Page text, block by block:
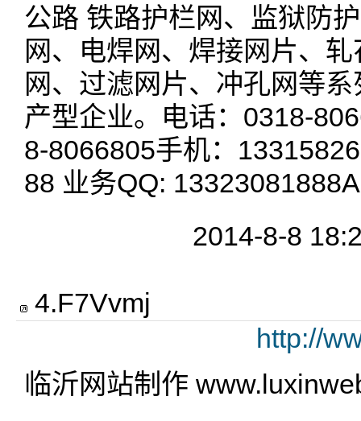
公路 铁路护栏网、监狱防
网、电焊网、焊接网片、
网、过滤网片、冲孔网等
产型企业。电话：0318-
8-8066805手机：
88 业务QQ:
2014-8-8
4.F7Vvmj
http://
临沂网站制作